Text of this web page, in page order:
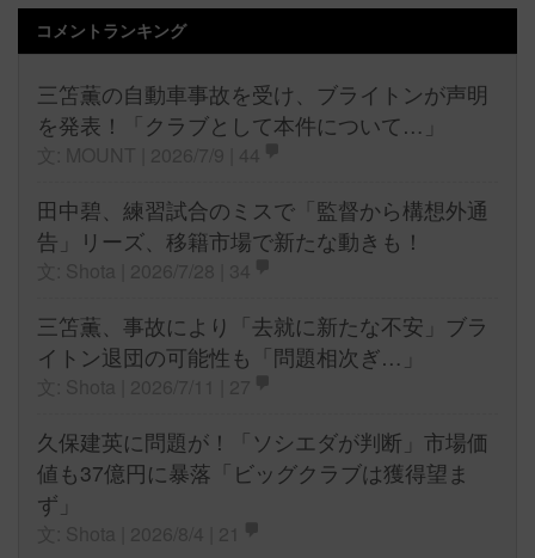
コメントランキング
三笘薫の自動車事故を受け、ブライトンが声明
を発表！「クラブとして本件について…」
田中碧、練習試合のミスで「監督から構想外通
告」リーズ、移籍市場で新たな動きも！
三笘薫、事故により「去就に新たな不安」ブラ
イトン退団の可能性も「問題相次ぎ…」
久保建英に問題が！「ソシエダが判断」市場価
値も37億円に暴落「ビッグクラブは獲得望ま
ず」